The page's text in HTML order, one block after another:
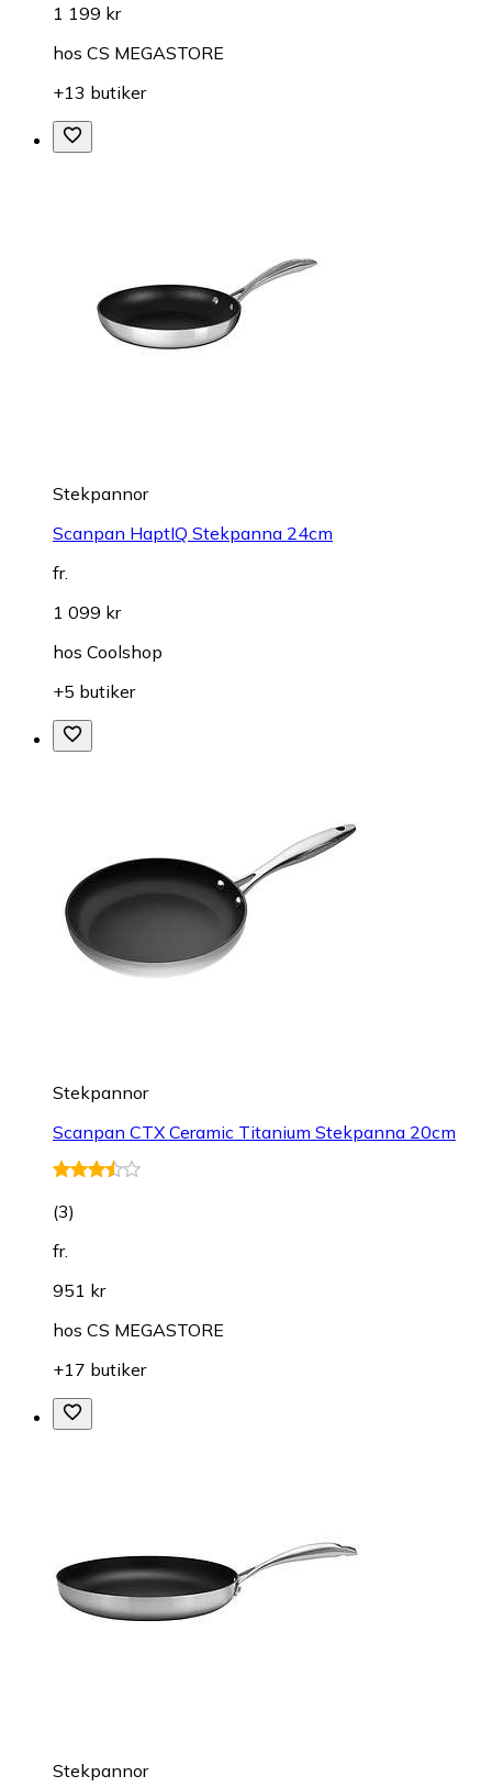
1 199 kr
hos CS MEGASTORE
+13 butiker
Stekpannor
Scanpan HaptIQ Stekpanna 24cm
fr.
1 099 kr
hos Coolshop
+5 butiker
Stekpannor
Scanpan CTX Ceramic Titanium Stekpanna 20cm
(3)
fr.
951 kr
hos CS MEGASTORE
+17 butiker
Stekpannor